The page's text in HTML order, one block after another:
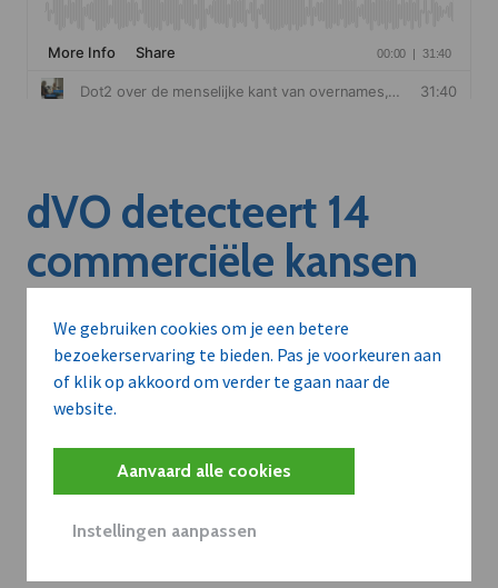
We gebruiken cookies om je een betere
bezoekerservaring te bieden. Pas je voorkeuren aan
of klik op akkoord om verder te gaan naar de
website.
Aanvaard alle cookies
Instellingen aanpassen
dVO detecteert 14
commerciële kansen
rond dit nieuws
Welke leveranciers kunnen aan dit bedrijf verkopen?
Welke bedrijven kunnen klant worden van deze
Welke partners en adviseurs worden mogelijk relevant?